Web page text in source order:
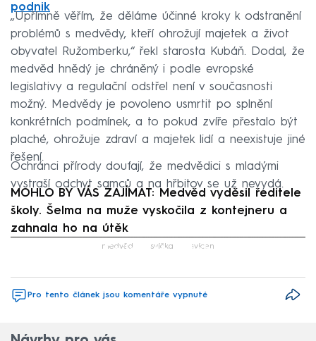
podnik
„Upřímně věřím, že děláme účinné kroky k odstranění
problémů s medvědy, kteří ohrožují majetek a život
obyvatel Ružomberku,“ řekl starosta Kubáň. Dodal, že
medvěd hnědý je chráněný i podle evropské
legislativy a regulační odstřel není v současnosti
možný. Medvědy je povoleno usmrtit po splnění
konkrétních podmínek, a to pokud zvíře přestalo být
plaché, ohrožuje zdraví a majetek lidí a neexistuje jiné
řešení.
Ochránci přírody doufají, že medvědici s mladými
vystraší odchyt samců a na hřbitov se už nevydá.
MOHLO BY VÁS ZAJÍMAT: Medvěd vyděsil ředitele
školy. Šelma na muže vyskočila z kontejneru a
zahnala ho na útěk
Failed to fetch
medvěd svíčka svícen
Pro tento článek jsou komentáře vypnuté